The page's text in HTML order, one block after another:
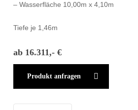
– Wasserfläche 10,00m x 4,10m
Tiefe je 1,46m
ab 16.311,- €
Produkt anfragen